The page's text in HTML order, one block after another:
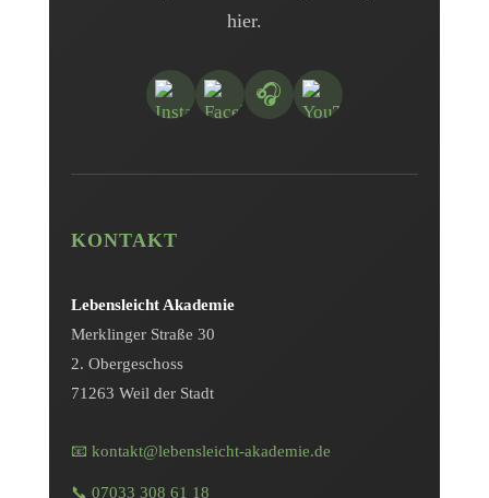
hier.
🎧
KONTAKT
Lebensleicht Akademie
Merklinger Straße 30
2. Obergeschoss
71263 Weil der Stadt
📧 kontakt@lebensleicht-akademie.de
📞 07033 308 61 18